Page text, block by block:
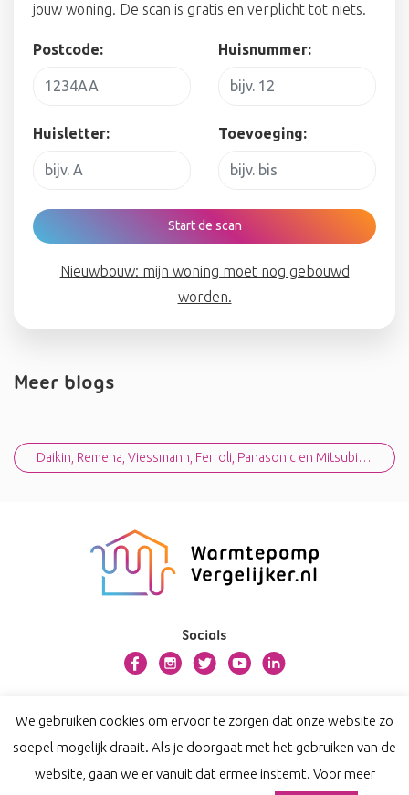
jouw woning. De scan is gratis en verplicht tot niets.
Postcode: Huisnummer:
Huisletter: Toevoeging:
Start de scan
Nieuwbouw: mijn woning moet nog gebouwd
worden.
Meer blogs
Daikin, Remeha, Viessmann, Ferroli, Panasonic en Mitsubishi Electric deelnemers aan Warmtepompvergelijker.nl
Socials
Contact
Privacy
Disclaimer
We gebruiken cookies om ervoor te zorgen dat onze website zo
soepel mogelijk draait. Als je doorgaat met het gebruiken van de
website, gaan we er vanuit dat ermee instemt. Voor meer